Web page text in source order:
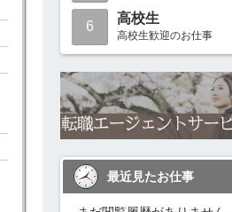
6
高校生
高校生歓迎のお仕事
最近見たお仕事